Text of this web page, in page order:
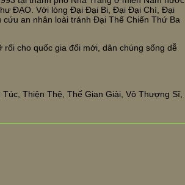
ĐẠO. Với lòng Đại Đại Bi, Đại Đại Chí, Đại
an nhân loài tránh Đại Thế Chiến Thứ Ba
cho quốc gia đổi mới, dân chúng sống dễ
Thiện Thệ, Thế Gian Giải, Vô Thượng Sĩ,